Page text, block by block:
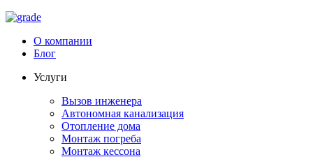
О компании
Блог
Услуги
Вызов инженера
Автономная канализация
Отопление дома
Монтаж погреба
Монтаж кессона